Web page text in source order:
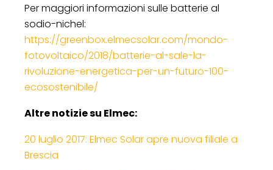
Per maggiori informazioni sulle batterie al
sodio-nichel:
https://greenbox.elmecsolar.com/mondo-
fotovoltaico/2018/batterie-al-sale-la-
rivoluzione-energetica-per-un-futuro-100-
ecosostenibile/
Altre notizie su Elmec:
20 luglio 2017: Elmec Solar apre nuova filiale a
Brescia